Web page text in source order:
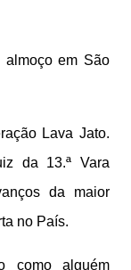
almoço em São
Lava Jato.
da 13.ª Vara
da maior
no País.
como alguém